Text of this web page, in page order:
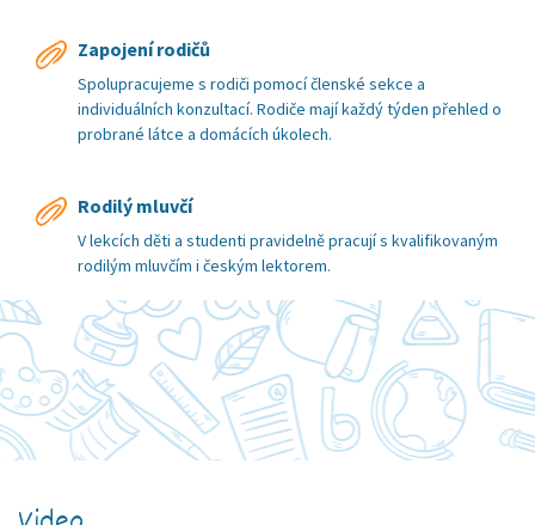
Zapojení rodičů
Spolupracujeme s rodiči pomocí členské sekce a
individuálních konzultací. Rodiče mají každý týden přehled o
probrané látce a domácích úkolech.
Rodilý mluvčí
V lekcích děti a studenti pravidelně pracují s kvalifikovaným
rodilým mluvčím i českým lektorem.